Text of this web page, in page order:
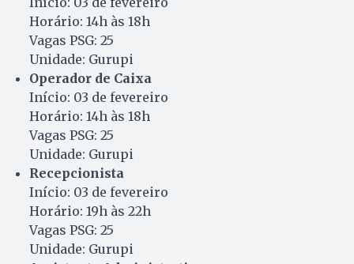
Horário: 14h às 18h
Vagas PSG: 25
Unidade: Gurupi
Operador de Caixa
Início: 03 de fevereiro
Horário: 14h às 18h
Vagas PSG: 25
Unidade: Gurupi
Recepcionista
Início: 03 de fevereiro
Horário: 19h às 22h
Vagas PSG: 25
Unidade: Gurupi